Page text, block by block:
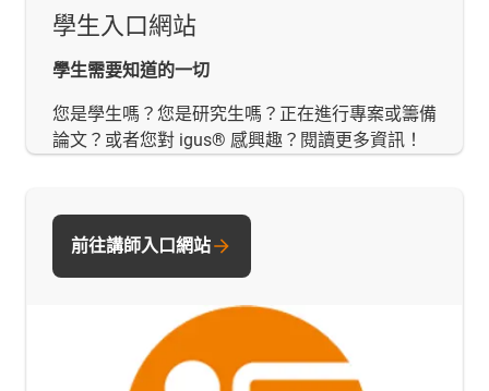
學生入口網站
學生需要知道的一切
您是學生嗎？您是研究生嗎？正在進行專案或籌備
論文？或者您對 igus® 感興趣？閱讀更多資訊！
前往講師入口網站